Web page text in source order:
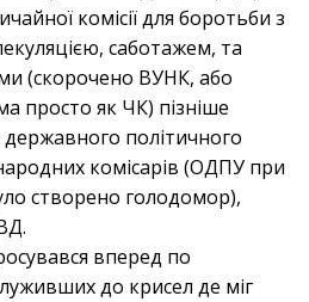
комісії для боротьби з
саботажем, та
(скорочено ВУНК, або
просто як ЧК) пізніше
державного політичного
комісарів (ОДПУ при
створено голодомор),
вперед по
до крисел де міг